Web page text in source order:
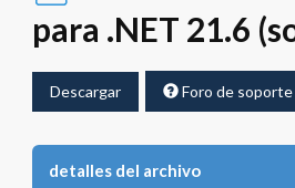
para .NET 21.6
Descargar Foro de soporte
detalles del archivo